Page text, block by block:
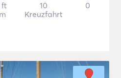
ft
10
Kreuzfahrt
0